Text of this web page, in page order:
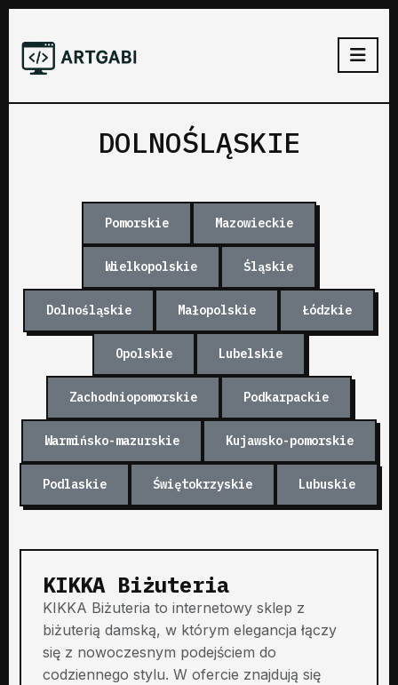
DOLNOŚLĄSKIE
Pomorskie Mazowieckie
Wielkopolskie Śląskie
Dolnośląskie Małopolskie Łódzkie
Opolskie Lubelskie
Zachodniopomorskie Podkarpackie
Warmińsko-mazurskie Kujawsko-pomorskie
Podlaskie Świętokrzyskie Lubuskie
KIKKA Biżuteria
KIKKA Biżuteria to internetowy sklep z
biżuterią damską, w którym elegancja łączy
się z nowoczesnym podejściem do
codziennego stylu. W ofercie znajdują się